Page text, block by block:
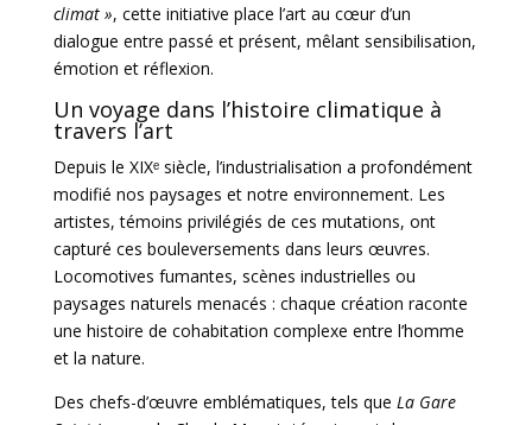
climat », cette initiative place l’art au cœur d’un
dialogue entre passé et présent, mêlant sensibilisation,
émotion et réflexion.
Un voyage dans l’histoire climatique à
travers l’art
Depuis le XIXᵉ siècle, l’industrialisation a profondément
modifié nos paysages et notre environnement. Les
artistes, témoins privilégiés de ces mutations, ont
capturé ces bouleversements dans leurs œuvres.
Locomotives fumantes, scènes industrielles ou
paysages naturels menacés : chaque création raconte
une histoire de cohabitation complexe entre l’homme
et la nature.
Des chefs-d’œuvre emblématiques, tels que La Gare